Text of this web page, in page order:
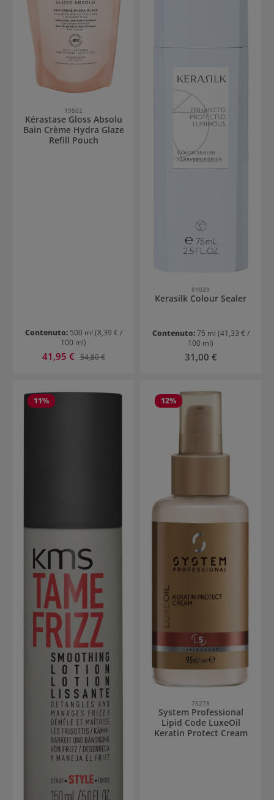
19502
Kérastase Gloss Absolu
Bain Crème Hydra Glaze
Refill Pouch
Contenuto: 500 ml (8,39 € /
100 ml)
Prezzo di vendita:
41,95 € Prezzo normale:
54,80 €
81039
Kerasilk Colour Sealer
Contenuto:75 ml (41,33 € /
100 ml)
Prezzo normale:
31,00 €
11% 12%
75278
System Professional
Lipid Code LuxeOil
Keratin Protect Cream